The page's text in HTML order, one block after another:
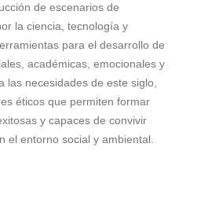
de escenarios de
la ciencia, tecnología y
para el desarrollo de
académicas, emocionales y
las necesidades de este siglo,
éticos que permiten formar
y capaces de convivir
el entorno social y ambiental.